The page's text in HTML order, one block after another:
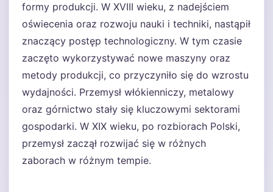
formy produkcji. W XVIII wieku, z nadejściem
oświecenia oraz rozwoju nauki i techniki, nastąpił
znaczący postęp technologiczny. W tym czasie
zaczęto wykorzystywać nowe maszyny oraz
metody produkcji, co przyczyniło się do wzrostu
wydajności. Przemysł włókienniczy, metalowy
oraz górnictwo stały się kluczowymi sektorami
gospodarki. W XIX wieku, po rozbiorach Polski,
przemysł zaczął rozwijać się w różnych
zaborach w różnym tempie.